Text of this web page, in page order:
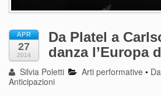
APR
27
2014
Da Platel a
danza l’Europa
Silvia Poletti Arti performative •
Anticipazioni